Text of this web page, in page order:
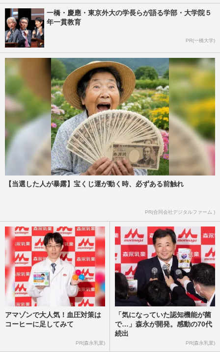
一橋・慶應・東京外大の学長らが語る学部・大学院５
年一貫教育
PR(一橋大学)
【当選した人が暴露】宝くじ運が動く時、必ずある前触れ
PR(合同会社デジタルファーム )
アマゾンで大人気！血圧対策は
コーヒーに足してみて
PR(森永乳業)
「気になっていた認知機能が菌
で…」森永が開発。感動の70代
続出
PR(森永乳業)